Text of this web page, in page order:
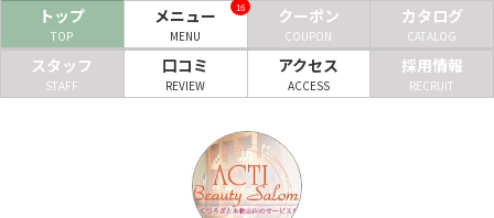
美容クリニック
ヘアカタログ
トップ
TOP
メニュー
MENU
16 クーポン
COUPON
カタログ
CATALOG
スタッフ
STAFF
口コミ
REVIEW
アクセス
ACCESS
採用情報
RECRUIT